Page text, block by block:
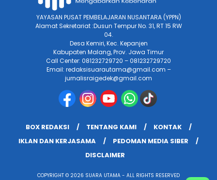
YAYASAN PUSAT PEMBELAJARAN NUSANTARA (YPPN)
Alamat Sekretariat :Dusun Tempur No. 31, RT 15 RW
04.
Desa Kemiri, Kec. Kepanjen
Kabupaten Malang, Prov. Jawa Timur
Call Center: 081232729720 – 081232729720
Email: redaksisuarautama@gmail.com –
jurnalisraigedek@gmail.com
BOX REDAKSI TENTANG KAMI
KONTAK
IKLAN DAN KERJASAMA
PEDOMAN MEDIA SIBER
DISCLAIMER
COPYRIGHT © 2026 SUARA UTAMA - ALL RIGHTS RESERVED